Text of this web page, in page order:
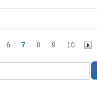
6 7 8 9 10